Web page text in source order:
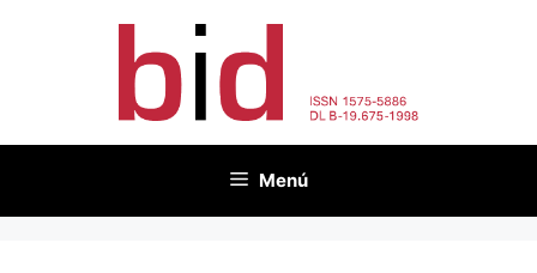
Menú